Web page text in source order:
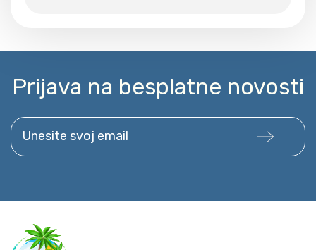
Prijava na besplatne novosti
Unesite svoj email